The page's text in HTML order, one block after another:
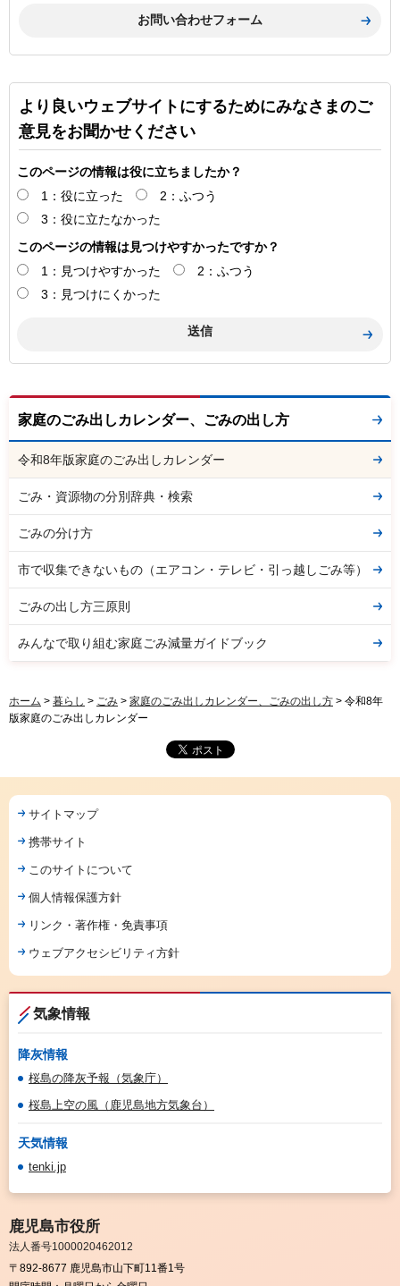
より良いウェブサイトにするためにみなさまのご
意見をお聞かせください
このページの情報は役に立ちましたか？
1：役に立った
2：ふつう
3：役に立たなかった
このページの情報は見つけやすかったですか？
1：見つけやすかった
2：ふつう
3：見つけにくかった
家庭のごみ出しカレンダー、ごみの出し方
令和8年版家庭のごみ出しカレンダー
ごみ・資源物の分別辞典・検索
ごみの分け方
市で収集できないもの（エアコン・テレビ・引っ越しごみ等）
ごみの出し方三原則
みんなで取り組む家庭ごみ減量ガイドブック
ホーム > 暮らし > ごみ > 家庭のごみ出しカレンダー、ごみの出し方 > 令和8年
版家庭のごみ出しカレンダー
サイトマップ
携帯サイト
このサイトについて
個人情報保護方針
リンク・著作権・免責事項
ウェブアクセシビリティ方針
気象情報
降灰情報
桜島の降灰予報（気象庁）
桜島上空の風（鹿児島地方気象台）
天気情報
tenki.jp
鹿児島市役所
法人番号1000020462012
〒892-8677 鹿児島市山下町11番1号